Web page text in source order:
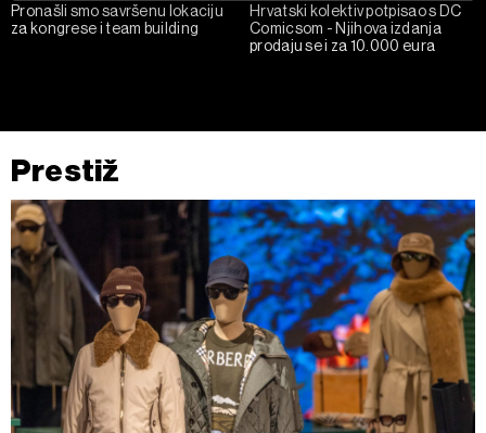
Zajednički voditelji obrade su HD-WIN ARENA SPORT
na „Prikaži detalje“. Privolu možete u bilo kojem trenutku
povući bez negativnih posljedica.
Pronašli smo savršenu lokaciju
za kongrese i team building
Hrvatski kolektiv potpisao s DC
Comicsom - Njihova izdanja
prodaju se i za 10.000 eura
Prestiž